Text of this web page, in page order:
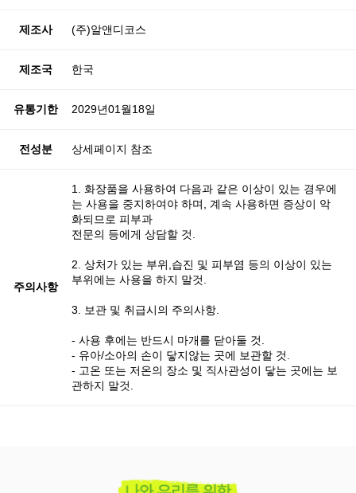
제조사 (주)알앤디코스
제조국 한국
유통기한 2029년01월18일
전성분 상세페이지 참조
주의사항
1. 화장품을 사용하여 다음과 같은 이상이 있는 경우에
는 사용을 중지하여야 하며, 계속 사용하면 증상이 악
화되므로 피부과
전문의 등에게 상담할 것.
2. 상처가 있는 부위,습진 및 피부염 등의 이상이 있는
부위에는 사용을 하지 말것.
3. 보관 및 취급시의 주의사항.
- 사용 후에는 반드시 마개를 닫아둘 것.
- 유아/소아의 손이 닿지않는 곳에 보관할 것.
- 고온 또는 저온의 장소 및 직사관성이 닿는 곳에는 보
관하지 말것.